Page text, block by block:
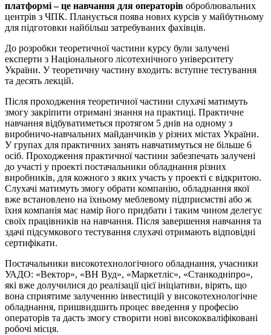
платформі – це навчання для операторів оброблювальних
центрів з ЧПК. Планується поява нових курсів у майбутньому
для підготовки найбільш затребуваних фахівців.
До розробки теоретичної частини курсу були залучені
експерти з Національного лісотехнічного університету
України. У теоретичну частину входить: вступне тестування
та десять лекцій.
Після проходження теоретичної частини слухачі матимуть
змогу закріпити отримані знання на практиці. Практичне
навчання відбуватиметься протягом 5 днів на одному з
виробничо-навчальних майданчиків у різних містах України.
У групах для практичних занять навчатимуться не більше 6
осіб. Проходження практичної частини забезпечать залучені
до участі у проекті постачальники обладнання різних
виробників, для кожного з яких участь у проекті є відкритою.
Слухачі матимуть змогу обрати компанію, обладнання якої
вже встановлено на їхньому меблевому підприємстві або ж
їхня компанія має намір його придбати і таким чином делегує
своїх працівників на навчання. Після завершення навчання та
здачі підсумкового тестування слухачі отримають відповідні
сертифікати.
Постачальники високотехнологічного обладнання, учасники
УАДО: «Вектор», «ВН Вуд», «Маркетліс», «Станкодніпро»,
які вже долучилися до реалізації цієї ініціативи, вірять, що
вона сприятиме залученню інвестицій у високотехнологічне
обладнання, пришвидшить процес введення у професію
операторів та дасть змогу створити нові висококваліфіковані
робочі місця.